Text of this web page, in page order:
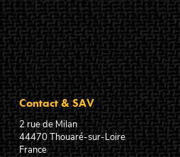
Contact & SAV
2 rue de Milan
44470Thouaré-sur-Loire
France